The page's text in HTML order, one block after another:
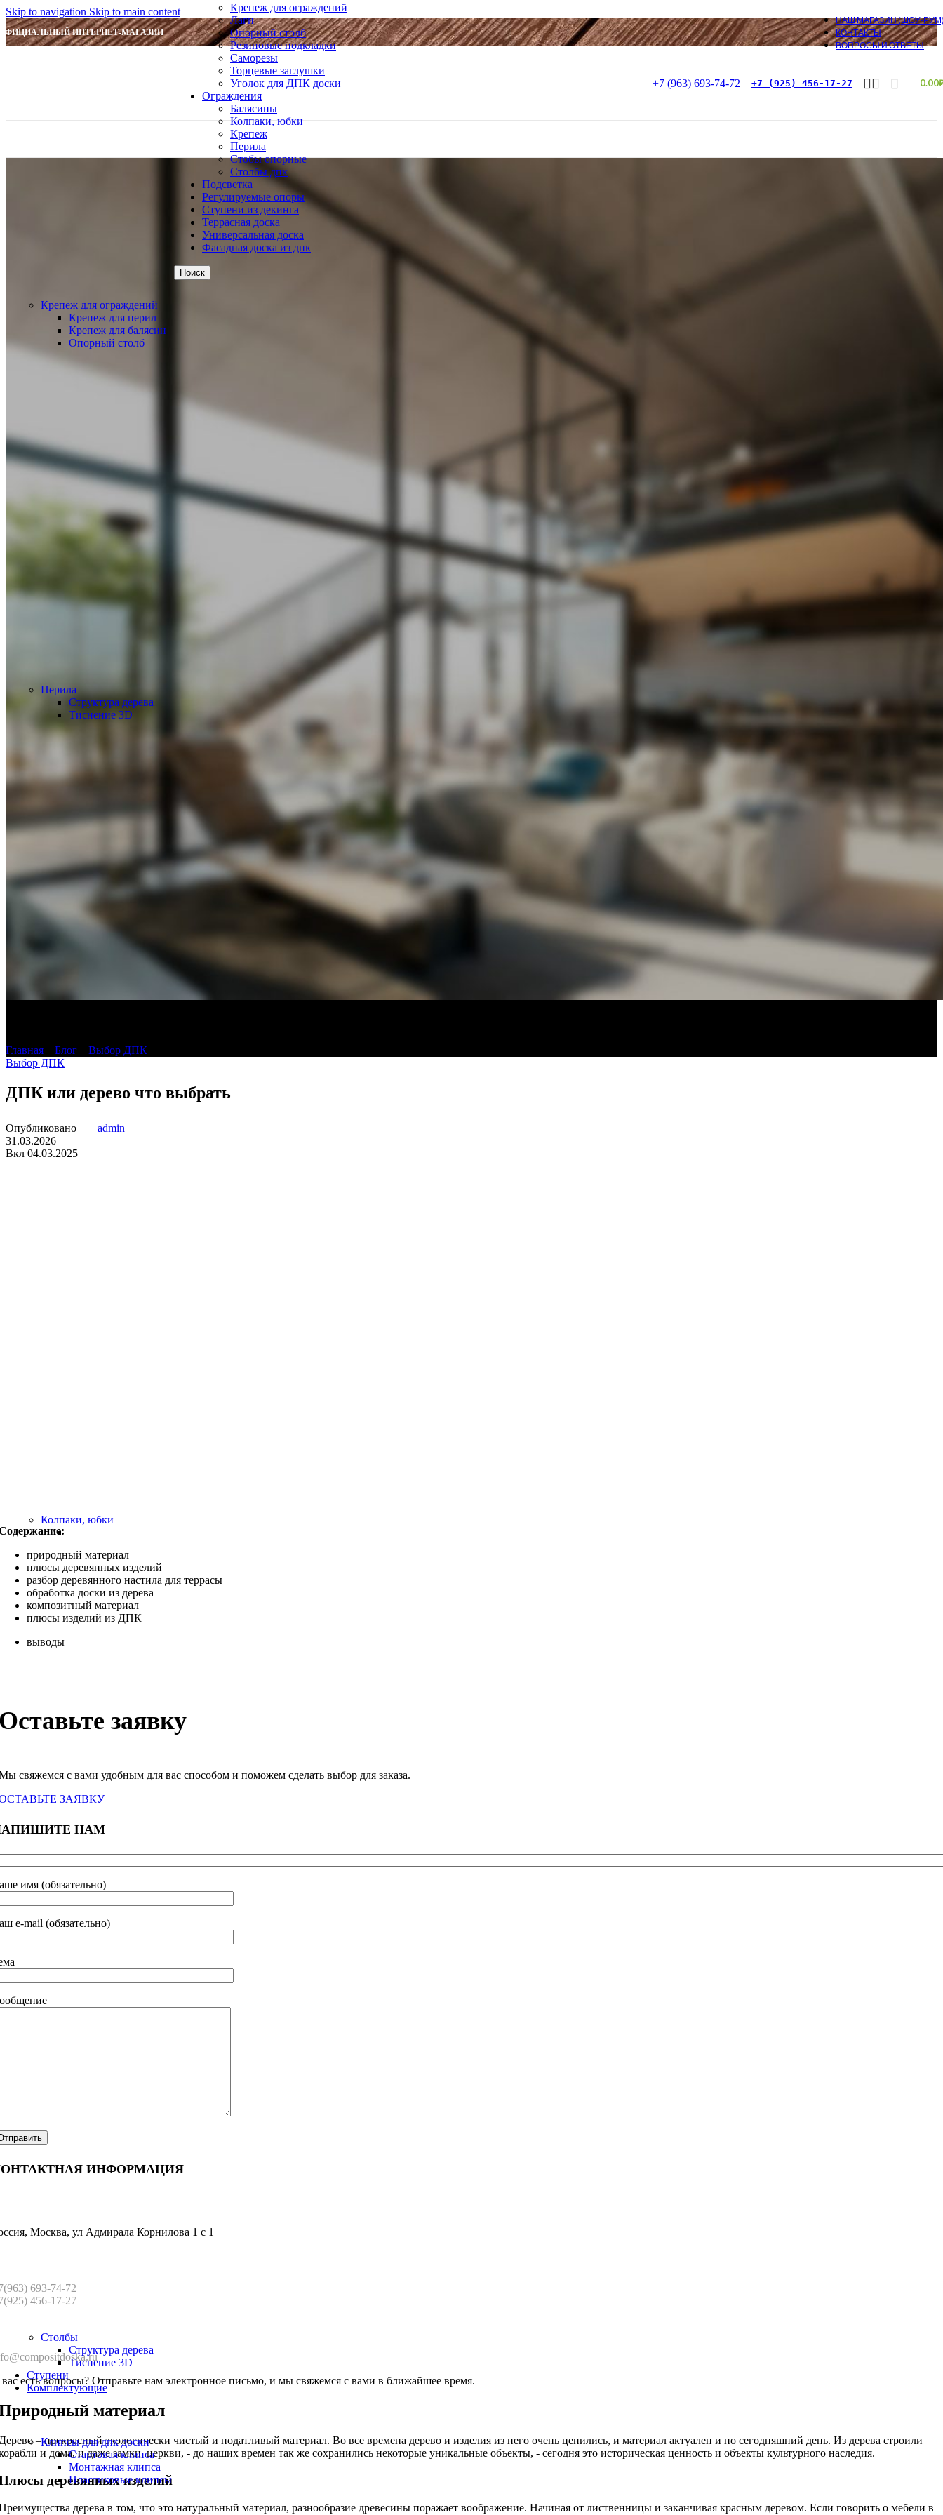
Skip to navigation Skip to main content
ИНТЕРНЕТ-МАГАЗИН
НАШ МАГАЗИН (ШОУ-
КОНТАКТЫ
ВОПРОСЫ И ОТВЕТЫ
Крепеж для ограждений
Лаги
Опорный столб
Резиновые подкладки
Саморезы
Торцевые заглушки
Уголок для ДПК доски
Ограждения
Балясины
Колпаки, юбки
Крепеж
Перила
Стобы опорные
Столбы дпк
Подсветка
Регулируемые опоры
Ступени из декинга
Террасная доска
Универсальная доска
Фасадная доска из дпк
Поиск
+7 (963) 693-74-72 +7 (925) 456-17-27 0.00
Крепеж для ограждений
Крепеж для перил
Крепеж для балясин
Опорный столб
Перила
Структура дерева
Тиснение 3D
Колпаки, юбки
Столбы
Структура дерева
Тиснение 3D
Ступени
Комплектующие
Клипсы для дпк доски
Стартовая клипса
Монтажная клипса
Пластиковые клипсы
Главная Блог Выбор ДПК
Выбор ДПК
ДПК или дерево что выбрать
Опубликовано
admin
31.03.2026
Вкл 04.03.2025
природный материал
плюсы деревянных изделий
разбор деревянного настила для террасы
обработка доски из дерева
композитный материал
плюсы изделий из ДПК
выводы
заявку
свяжемся с вами удобным для вас способом и поможем сделать выбор для заказа.
ЗАЯВКУ
НАМ
имя (обязательно)
e-mail (обязательно)
ИНФОРМАЦИЯ
Москва, ул Адмирала Корнилова 1 с 1
693-74-72
456-17-27
есть вопросы? Отправьте нам электронное письмо, и мы свяжемся с вами в ближайшее время.
материал
– прекрасный экологически чистый и податливый материал. Во все времена дерево и изделия из него очень ценились, и материал актуален и по сегодняшний день. Из дерева строили
и дома, и даже замки, церкви, - до наших времен так же сохранились некоторые уникальные объекты, - сегодня это историческая ценность и объекты культурного наследия.
деревянных изделий
дерева в том, что это натуральный материал, разнообразие древесины поражает воображение. Начиная от лиственницы и заканчивая красным деревом. Если говорить о мебели в